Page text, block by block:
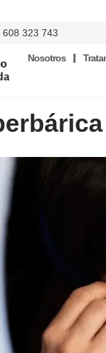
608 323 743
Nosotros